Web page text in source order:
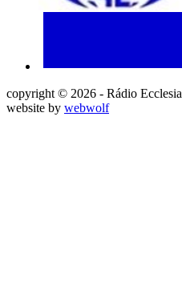
copyright © 2026 - Rádio Ecclesia
website by webwolf